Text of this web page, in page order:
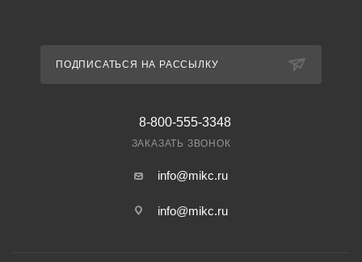
ПОДПИСАТЬСЯ НА РАССЫЛКУ
8-800-555-3348
ЗАКАЗАТЬ ЗВОНОК
info@mikc.ru
info@mikc.ru